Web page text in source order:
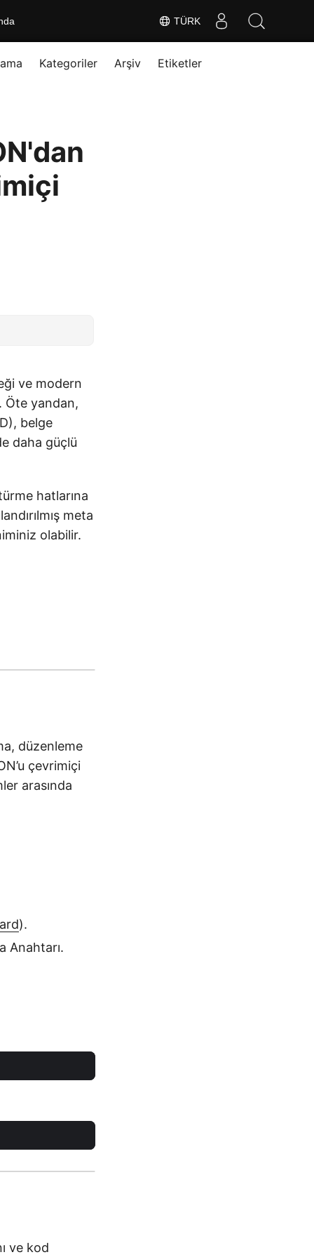
TÜRK
Kategoriler Arşiv Etiketler
ve modern
Öte yandan,
belge
daha güçlü
hatlarına
meta
olabilir.
düzenleme
çevrimiçi
arasında
).
Anahtarı.
ve kod